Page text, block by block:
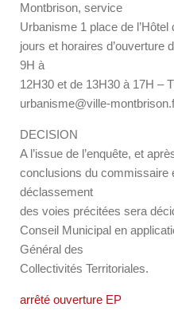
Montbrison, service
Urbanisme 1 place de
jours et horaires d’ouverture
9H à
12H30 et de 13H30 à 17H –
urbanisme@ville-
DECISION
A l’issue de l’enquête, et
conclusions du commissaire
déclassement
des voies précitées sera
Conseil Municipal en
Général des
Collectivités Territoriales.
arrêté ouverture EP